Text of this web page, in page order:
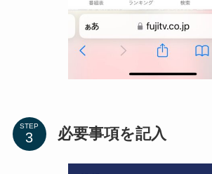
STEP 必要事項を記入